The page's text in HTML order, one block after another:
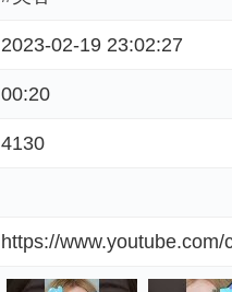
2023-02-19 23:02:27
00:20
4130
https://